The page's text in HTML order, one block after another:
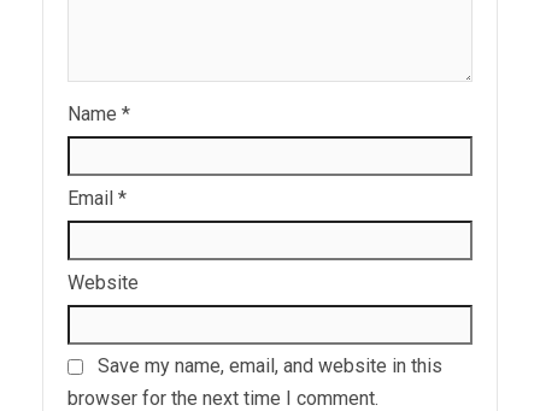
Name *
Email *
Website
Save my name, email, and website in this
browser for the next time I comment.